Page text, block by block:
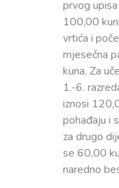
prvog
100,00
vrtića i
mjesečna
kuna. Za
1.-6.
iznosi
pohađaju i
za drugo
se 60,00
naredno